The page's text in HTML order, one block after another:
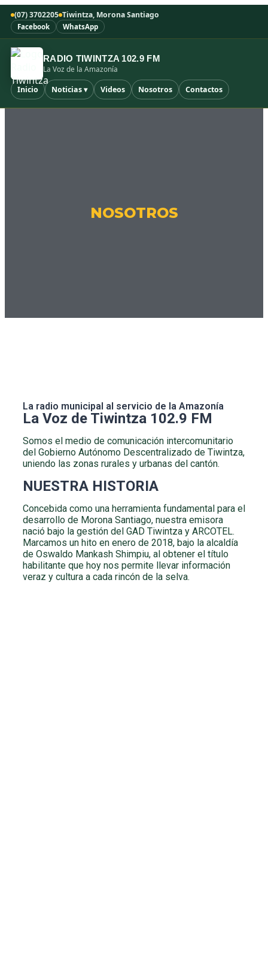
(07) 3702205 Tiwintza, Morona Santiago
Facebook WhatsApp
RADIO TIWINTZA 102.9 FM
La Voz de la Amazonía
Inicio Noticias ▾ Videos Nosotros Contactos
NOSOTROS
La radio municipal al servicio de la Amazonía
La Voz de Tiwintza 102.9 FM
Somos el medio de comunicación intercomunitario
del Gobierno Autónomo Descentralizado de Tiwintza,
uniendo las zonas rurales y urbanas del cantón.
NUESTRA HISTORIA
Concebida como una herramienta fundamental para el
desarrollo de Morona Santiago, nuestra emisora
nació bajo la gestión del GAD Tiwintza y ARCOTEL.
Marcamos un hito en enero de 2018, bajo la alcaldía
de Oswaldo Mankash Shimpiu, al obtener el título
habilitante que hoy nos permite llevar información
veraz y cultura a cada rincón de la selva.